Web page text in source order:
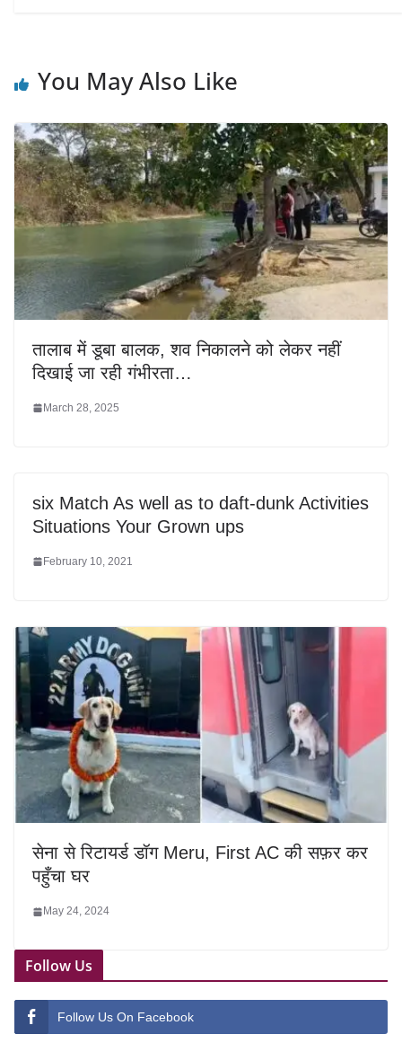
You May Also Like
तालाब में डूबा बालक, शव निकालने को लेकर नहीं
दिखाई जा रही गंभीरता…
March 28, 2025
six Match As well as to daft-dunk Activities
Situations Your Grown ups
February 10, 2021
सेना से रिटायर्ड डॉग Meru, First AC की सफ़र कर
पहुँचा घर
May 24, 2024
Follow Us
Follow Us On Facebook